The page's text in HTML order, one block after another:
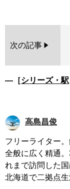
次の記事
―［シリーズ・駅
高島昌俊
フリーライター
全般に広く精通
れまで訪問した
北海道で二拠点生